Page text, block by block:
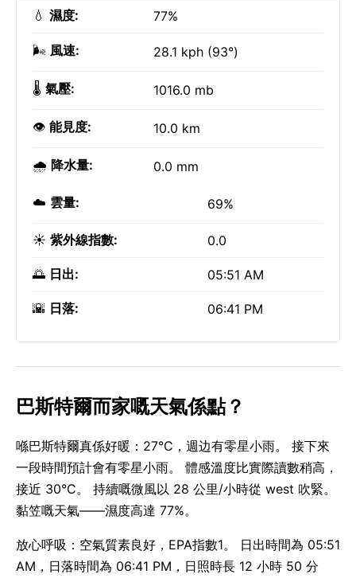
💧 濕度: 77%
🌬️ 風速: 28.1 kph (93°)
🌡️ 氣壓: 1016.0 mb
👁️ 能見度: 10.0 km
🌧️ 降水量: 0.0 mm
☁️ 雲量: 69%
☀️ 紫外線指數: 0.0
🌅 日出: 05:51 AM
🌇 日落: 06:41 PM
巴斯特爾而家嘅天氣係點？
喺巴斯特爾真係好暖：27°C，週边有零星小雨。 接下來
一段時間預計會有零星小雨。 體感溫度比實際讀數稍高，
接近 30°C。 持續嘅微風以 28 公里/小時從 west 吹緊。
黏笠嘅天氣——濕度高達 77%。
放心呼吸：空氣質素良好，EPA指數1。 日出時間為 05:51
AM，日落時間為 06:41 PM，日照時長 12 小時 50 分